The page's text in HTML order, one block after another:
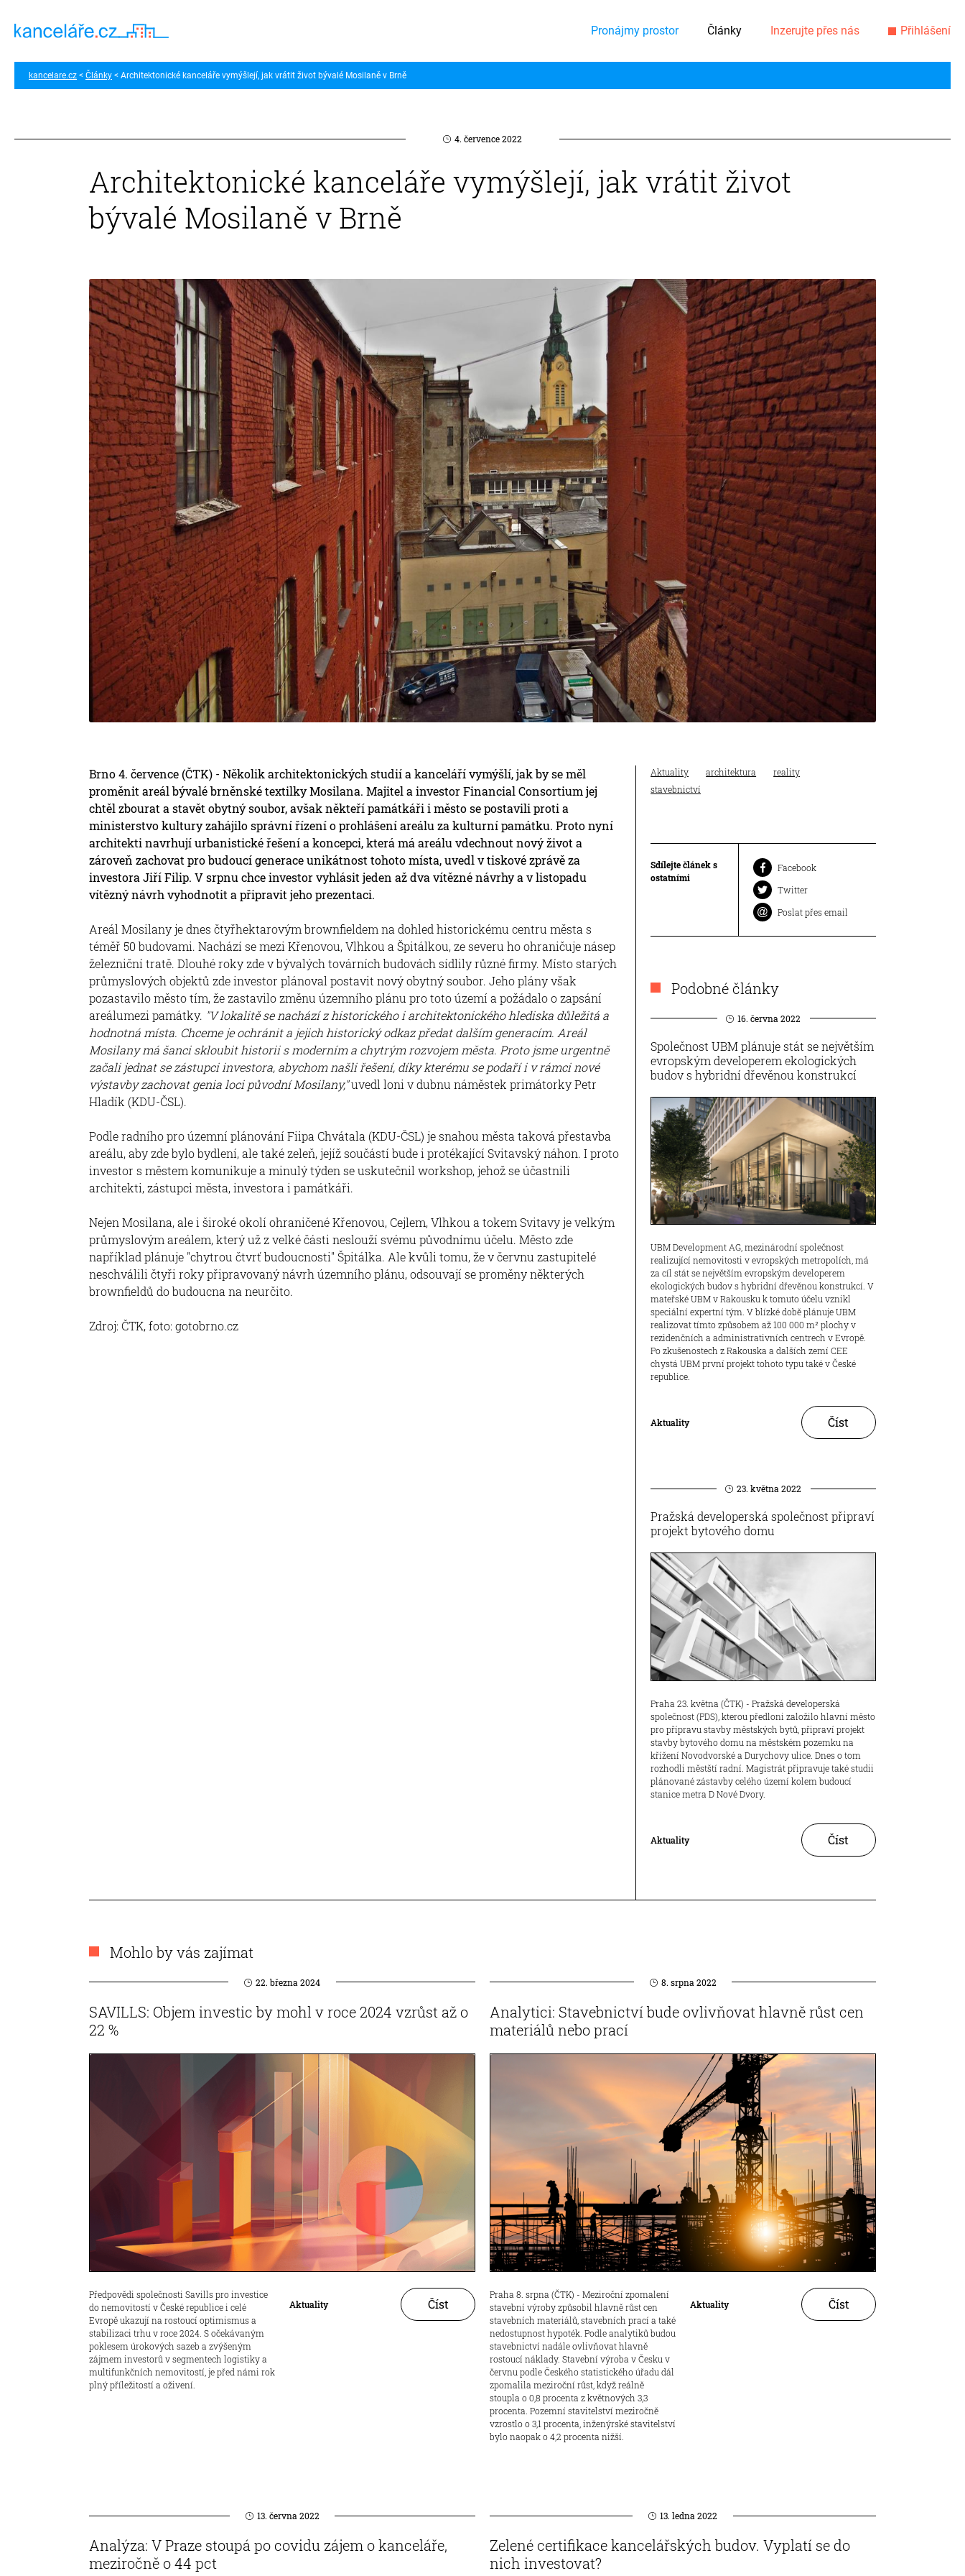
Pronájmy prostor Články Inzerujte přes nás Přihlášení
kancelare.cz Články Architektonické kanceláře vymýšlejí, jak vrátit život bývalé Mosilaně v Brně
4. července 2022
Architektonické kanceláře vymýšlejí, jak vrátit život
bývalé Mosilaně v Brně
Brno 4. července (ČTK) - Několik architektonických studií a kanceláří vymýšlí, jak by se měl
proměnit areál bývalé brněnské textilky Mosilana. Majitel a investor Financial Consortium jej
chtěl zbourat a stavět obytný soubor, avšak někteří památkáři i město se postavili proti a
ministerstvo kultury zahájilo správní řízení o prohlášení areálu za kulturní památku. Proto nyní
architekti navrhují urbanistické řešení a koncepci, která má areálu vdechnout nový život a
zároveň zachovat pro budoucí generace unikátnost tohoto místa, uvedl v tiskové zprávě za
investora Jiří Filip. V srpnu chce investor vyhlásit jeden až dva vítězné návrhy a v listopadu
vítězný návrh vyhodnotit a připravit jeho prezentaci.
Areál Mosilany je dnes čtyřhektarovým brownfieldem na dohled historickému centru města s
téměř 50 budovami. Nachází se mezi Křenovou, Vlhkou a Špitálkou, ze severu ho ohraničuje násep
železniční tratě. Dlouhé roky zde v bývalých továrních budovách sídlily různé firmy. Místo starých
průmyslových objektů zde investor plánoval postavit nový obytný soubor. Jeho plány však
pozastavilo město tím, že zastavilo změnu územního plánu pro toto území a požádalo o zapsání
areálumezi památky. "V lokalitě se nachází z historického i architektonického hlediska důležitá a
hodnotná místa. Chceme je ochránit a jejich historický odkaz předat dalším generacím. Areál
Mosilany má šanci skloubit historii s moderním a chytrým rozvojem města. Proto jsme urgentně
začali jednat se zástupci investora, abychom našli řešení, díky kterému se podaří i v rámci nové
výstavby zachovat genia loci původní Mosilany,"uvedl loni v dubnu náměstek primátorky Petr
Hladík (KDU-ČSL).
Podle radního pro územní plánování Fiipa Chvátala (KDU-ČSL) je snahou města taková přestavba
areálu, aby zde bylo bydlení, ale také zeleň, jejíž součástí bude i protékající Svitavský náhon. I proto
investor s městem komunikuje a minulý týden se uskutečnil workshop, jehož se účastnili
architekti, zástupci města, investora i památkáři.
Nejen Mosilana, ale i široké okolí ohraničené Křenovou, Cejlem, Vlhkou a tokem Svitavy je velkým
průmyslovým areálem, který už z velké části neslouží svému původnímu účelu. Město zde
například plánuje "chytrou čtvrť budoucnosti" Špitálka. Ale kvůli tomu, že v červnu zastupitelé
neschválili čtyři roky připravovaný návrh územního plánu, odsouvají se proměny některých
brownfieldů do budoucna na neurčito.
Zdroj: ČTK, foto: gotobrno.cz
Aktuality architektura
reality
stavebnictví
Sdílejte článek s
ostatními
Facebook
Twitter
Poslat přes email
Podobné články
16. června 2022
Společnost UBM plánuje stát se největším
evropským developerem ekologických
budov s hybridní dřevěnou konstrukcí
UBM Development AG, mezinárodní společnost
realizující nemovitosti v evropských metropolích, má
za cíl stát se největším evropským developerem
ekologických budov s hybridní dřevěnou konstrukcí. V
mateřské UBM v Rakousku k tomuto účelu vznikl
speciální expertní tým. V blízké době plánuje UBM
realizovat tímto způsobem až 100 000 m² plochy v
rezidenčních a administrativních centrech v Evropě.
Po zkušenostech z Rakouska a dalších zemí CEE
chystá UBM první projekt tohoto typu také v České
republice.
Aktuality Číst
23. května 2022
Pražská developerská společnost připraví
projekt bytového domu
Praha 23. května (ČTK) - Pražská developerská
společnost (PDS), kterou předloni založilo hlavní město
pro přípravu stavby městských bytů, připraví projekt
stavby bytového domu na městském pozemku na
křížení Novodvorské a Durychovy ulice. Dnes o tom
rozhodli městští radní. Magistrát připravuje také studii
plánované zástavby celého území kolem budoucí
stanice metra D Nové Dvory.
Aktuality Číst
Mohlo by vás zajímat
22. března 2024
SAVILLS: Objem investic by mohl v roce 2024 vzrůst až o
22 %
Předpovědi společnosti Savills pro investice
do nemovitostí v České republice i celé
Evropě ukazují na rostoucí optimismus a
stabilizaci trhu v roce 2024. S očekávaným
poklesem úrokových sazeb a zvýšeným
zájmem investorů v segmentech logistiky a
multifunkčních nemovitostí, je před námi rok
plný příležitostí a oživení.
Aktuality Číst
8. srpna 2022
Analytici: Stavebnictví bude ovlivňovat hlavně růst cen
materiálů nebo prací
Praha 8. srpna (ČTK) - Meziroční zpomalení
stavební výroby způsobil hlavně růst cen
stavebních materiálů, stavebních prací a také
nedostupnost hypoték. Podle analytiků budou
stavebnictví nadále ovlivňovat hlavně
rostoucí náklady. Stavební výroba v Česku v
červnu podle Českého statistického úřadu dál
zpomalila meziroční růst, když reálně
stoupla o 0,8 procenta z květnových 3,3
procenta. Pozemní stavitelství meziročně
vzrostlo o 3,1 procenta, inženýrské stavitelství
bylo naopak o 4,2 procenta nižší.
Aktuality Číst
13. června 2022
Analýza: V Praze stoupá po covidu zájem o kanceláře,
meziročně o 44 pct
13. ledna 2022
Zelené certifikace kancelářských budov. Vyplatí se do
nich investovat?